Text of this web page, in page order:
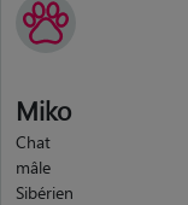
Miko
Chat
mâle
Sibérien